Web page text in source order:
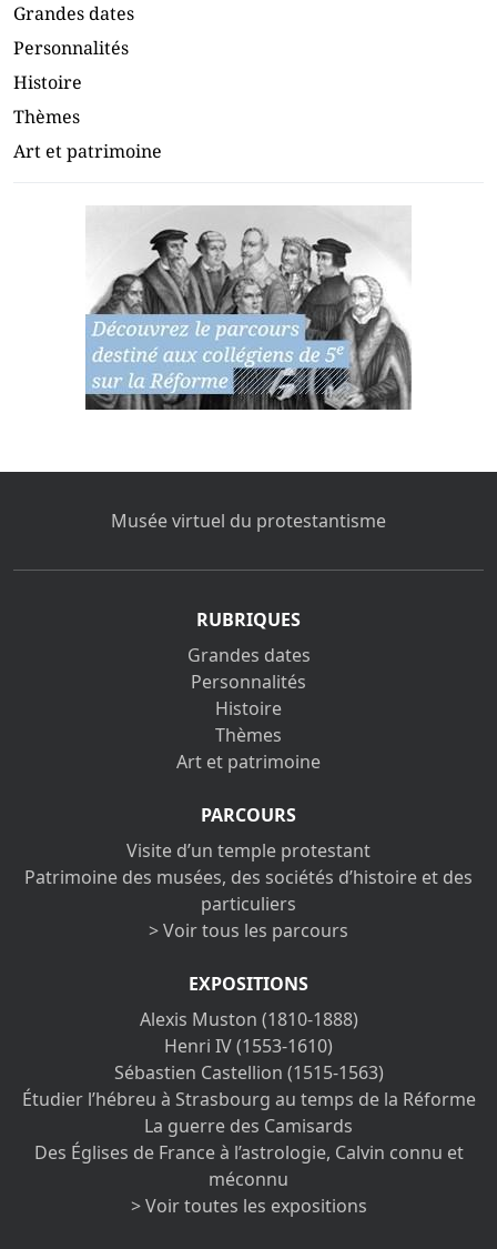
Grandes dates
Personnalités
Histoire
Thèmes
Art et patrimoine
Musée virtuel du protestantisme
RUBRIQUES
Grandes dates
Personnalités
Histoire
Thèmes
Art et patrimoine
PARCOURS
Visite d’un temple protestant
Patrimoine des musées, des sociétés d’histoire et des
particuliers
> Voir tous les parcours
EXPOSITIONS
Alexis Muston (1810-1888)
Henri IV (1553-1610)
Sébastien Castellion (1515-1563)
Étudier l’hébreu à Strasbourg au temps de la Réforme
La guerre des Camisards
Des Églises de France à l’astrologie, Calvin connu et
méconnu
> Voir toutes les expositions